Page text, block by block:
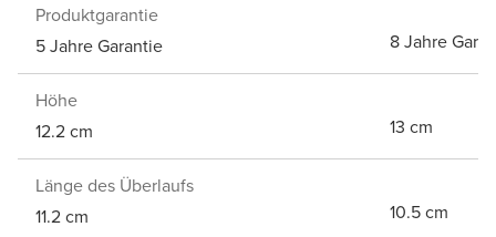
Produktgarantie
5 Jahre Garantie
8 Jahre
Höhe
12.2 cm
13 cm
Länge des Überlaufs
11.2 cm
10.5 cm